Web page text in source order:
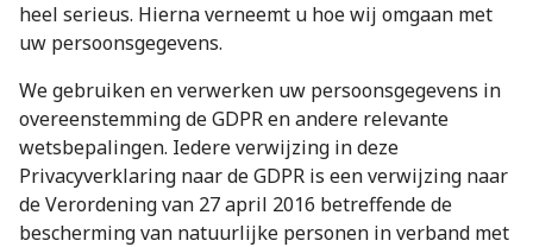
heel serieus. Hierna verneemt u hoe wij omgaan met
uw persoonsgegevens.
We gebruiken en verwerken uw persoonsgegevens in
overeenstemming de GDPR en andere relevante
wetsbepalingen. Iedere verwijzing in deze
Privacyverklaring naar de GDPR is een verwijzing naar
de Verordening van 27 april 2016 betreffende de
bescherming van natuurlijke personen in verband met